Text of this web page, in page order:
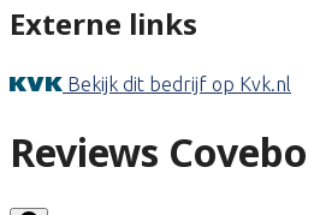
Externe links
Bekijk dit bedrijf op Kvk.nl
Reviews Covebo